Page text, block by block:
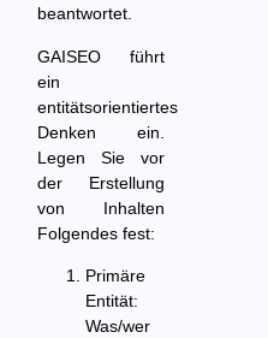
beantwortet.
GAISEO führt
ein
entitätsorientiertes
Denken ein.
Legen Sie vor
der Erstellung
von Inhalten
Folgendes fest:
Primäre
Entität:
Was/wer